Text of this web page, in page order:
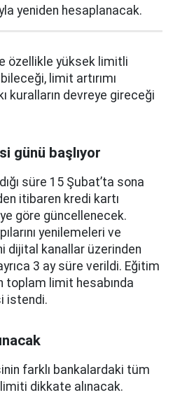
yeniden hesaplanacak.
özellikle yüksek limitli
limit artırımı
kuralların devreye gireceği
günü başlıyor
süre 15 Şubat’ta sona
itibaren kredi kartı
göre güncellenecek.
yenilemeleri ve
dijital kanallar üzerinden
3 ay süre verildi. Eğitim
toplam limit hesabında
istendi.
farklı bankalardaki tüm
dikkate alınacak.